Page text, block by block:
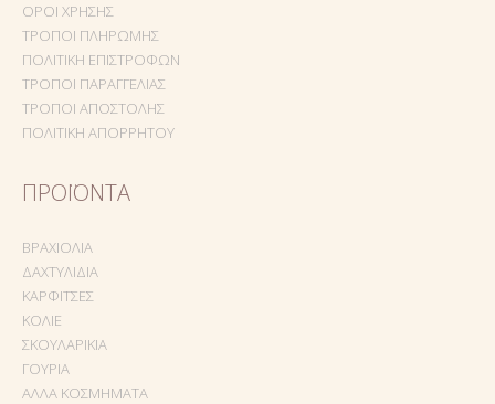
ΌΡΟΙ ΧΡΉΣΗΣ
ΤΡΌΠΟΙ ΠΛΗΡΩΜΉΣ
ΠΟΛΙΤΙΚΉ ΕΠΙΣΤΡΟΦΏΝ
ΤΡΌΠΟΙ ΠΑΡΑΓΓΕΛΊΑΣ
ΤΡΌΠΟΙ ΑΠΟΣΤΟΛΉΣ
ΠΟΛΙΤΙΚΉ ΑΠΟΡΡΉΤΟΥ
ΠΡΟΪΌΝΤΑ
ΒΡΑΧΙΌΛΙΑ
ΔΑΧΤΥΛΊΔΙΑ
ΚΑΡΦΊΤΣΕΣ
ΚΟΛΙΈ
ΣΚΟΥΛΑΡΊΚΙΑ
ΓΟΎΡΙΑ
ΆΛΛΑ ΚΟΣΜΉΜΑΤΑ